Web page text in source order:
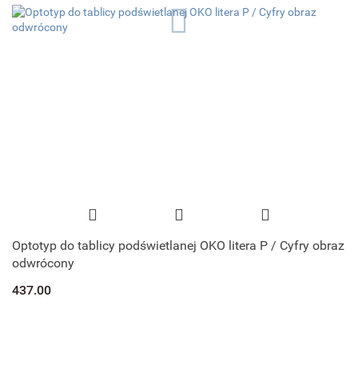
Optotyp do tablicy podświetlanej OKO litera P / Cyfry obraz
odwrócony
437.00